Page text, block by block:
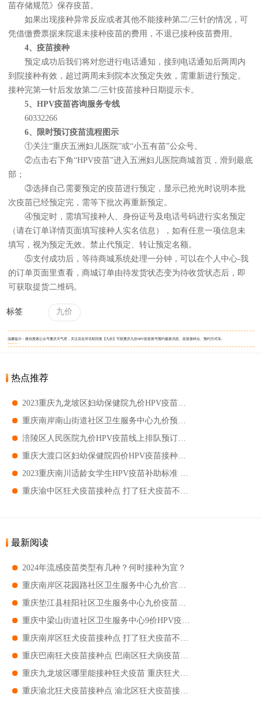
苗存储规范》保存疫苗。
如果出现接种异常反应或者其他不能接种第二/三针的情况，可
凭借缴费票据来院退未接种疫苗的费用，不退已接种疫苗费用。
4、疫苗接种
预定成功后我们将对您进行电话通知，接到电话通知后两周内
到院接种有效，超过两周未到院本次预定失效，需重新进行预定。
接种完第一针后发放第二/三针疫苗接种日期提示卡。
5、HPV疫苗咨询服务专线
60332266
6、限时预订疫苗流程图示
①关注“重庆五洲妇儿医院”或“小五有苗”公众号。
②点击右下角“HPV疫苗”进入五洲妇儿医院商城首页，滑到最底
部；
③选择自己需要预定的疫苗进行预定，显示已抢光时说明本批
次疫苗已经预定完，需等下批次再重新预定。
④预定时，需填写接种人、身份证号及电话号码进行实名预定
（请在订单详情页面填写接种人实名信息），如有任意一项信息未
填写，视为预定无效。禁止代预定、转让预定名额。
⑤支付成功后，等待商城系统处理一分钟，可以在个人中心-我
的订单页面里查看，商城订单由待发货状态变为待收货状态后，即
可获取提货二维码。
标签 九价
温馨提示：微信搜索公众号重庆天气君，关注后在对话框回复【九价】可获重庆九价HPV疫苗摇号预约最新消息、疫苗接种点、预约方式等。
热点推荐
最新阅读
2024年流感疫苗类型有几种？何时接种为宜？